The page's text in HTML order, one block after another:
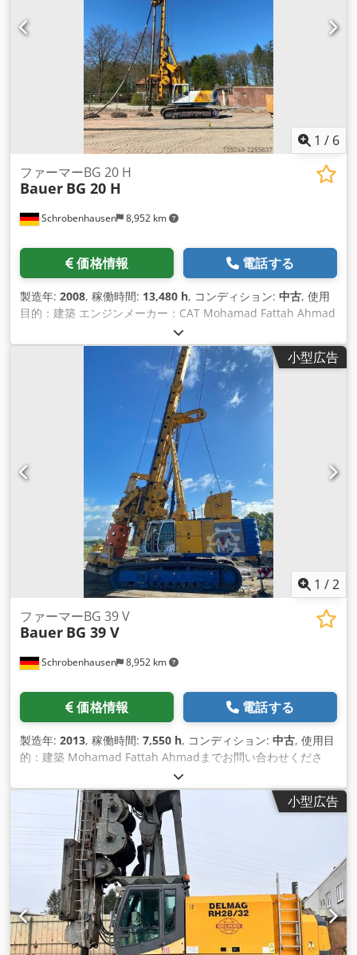
1 / 6
Schrobenhausen 8,952 km
ファーマーBG 20 H
Bauer BG 20 H
価格情報 電話する
製造年: 2008, 稼働時間: 13,480 h, コンディション: 中古, 使用
目的：建築 エンジンメーカー：CAT Mohamad Fattah Ahmad
までお問い合わせください。 製造年 2008年 上部構造 バウアー
BT60 Dsdpfeh Tyyzex Af Ujck 足回り Bauer UW 60 エンジン
CAT/ 205 kW バウアー KDK 203 SL バウアーケリーBK 20 /
368 / 3 / 24 追加装備 : エアコン, コンプレッサー, 中央給油装
置 機械の状態も良く、すぐにでもお使いいただけます
小型広告
1 /2
Schrobenhausen 8,952 km
ファーマーBG 39 V
Bauer BG 39 V
価格情報 電話する
製造年: 2013, 稼働時間: 7,550 h, コンディション: 中古, 使用目
的：建築 Mohamad Fattah Ahmadまでお問い合わせくださ
い。 上部構造 ゼンネボーゲンBS95 足回り バウアー UW 130
エンジン CAT C15 433kW ドリルドライブ KDK 390 S Dsdpfx
Afeh Tyy To Uock 動作時間 7.550Hrs 様々な長さのケリーバー
を用意 大型シングルウインチ（メインウインチ） 3mマストエ
クステンション Bauer BVケーシングシステムおよびBTMダブ
ルヘッドドリリング用に準備。 非常に良いコンディションです
小型広告